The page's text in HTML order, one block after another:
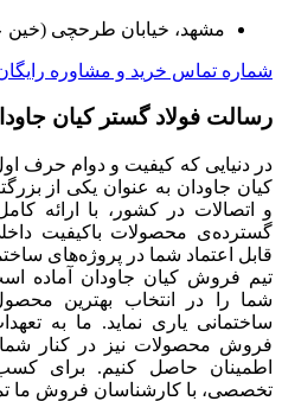
مشهد، خیابان طرحچی (خین
شماره تماس خرید و مشاوره رایگان : ۳۱۸۸۲-
رسالت فولاد گستر کیان
در دنیایی که کیفیت و دوام حرف
کیان جاودان به عنوان یکی از
و اتصالات در کشور، با ارائه
گسترده‌‌ی محصولات باکیفیت
قابل اعتماد شما در پروژه‌های
تیم فروش کیان جاودان آماده
شما را در انتخاب بهترین
ساختمانی یاری نماید. ما به
فروش محصولات نیز در کنار
اطمینان حاصل کنیم. برای
تخصصی، با کارشناسان فروش ما